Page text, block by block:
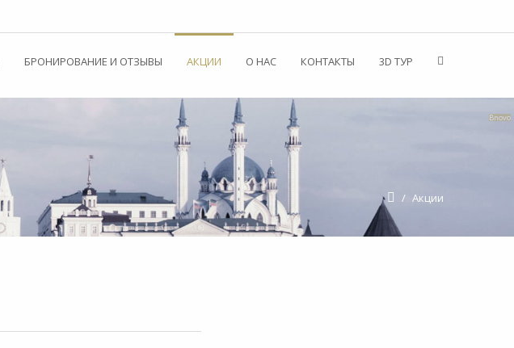
БРОНИРОВАНИЕ И ОТЗЫВЫ АКЦИИ О НАС КОНТАКТЫ 3D ТУР
Bnovo
/ Акции